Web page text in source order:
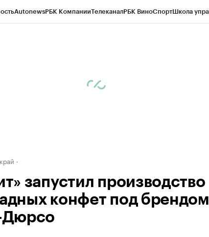
AutonewsРБК КомпанииТелеканалРБК ВиноСпортШкола
запустил производство
конфет под брендом
Дюрсо